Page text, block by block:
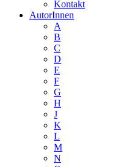
Kontakt
AutorInnen
A
B
C
D
E
F
G
H
J
K
L
M
N